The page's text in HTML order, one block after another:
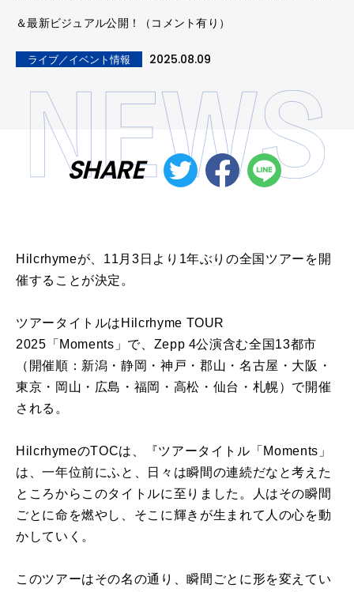
＆最新ビジュアル公開！（コメント有り）
ライブ／イベント情報 2025.08.09
SHARE
Hilcrhymeが、11月3日より1年ぶりの全国ツアーを開
催することが決定。
ツアータイトルはHilcrhyme TOUR
2025「Moments」で、Zepp 4公演含む全国13都市
（開催順：新潟・静岡・神戸・郡山・名古屋・大阪・
東京・岡山・広島・福岡・高松・仙台・札幌）で開催
される。
HilcrhymeのTOCは、『ツアータイトル「Moments」
は、一年位前にふと、日々は瞬間の連続だなと考えた
ところからこのタイトルに至りました。人はその瞬間
ごとに命を燃やし、そこに輝きが生まれて人の心を動
かしていく。
このツアーはその名の通り、瞬間ごとに形を変えてい